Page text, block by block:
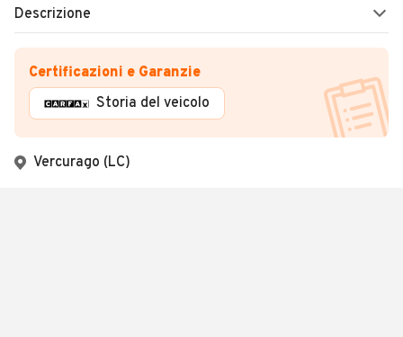
Descrizione
Certificazioni e Garanzie
Storia del veicolo
Vercurago (LC)